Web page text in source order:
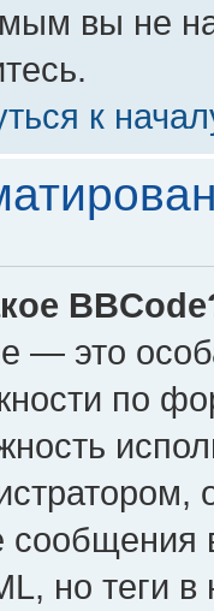
вы не
к
— это
по
сообщения
но теги